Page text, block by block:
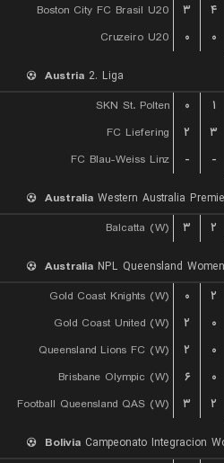
Boston City FC Brasil U20
۳ ۴
Cruzeiro U20
۰ ۰
Austria 2. Liga
SKN St. Polten
۰ ۱
FC Liefering
۲ ۳
FC Blau-Weiss Linz
- -
Australia Western Australia
Balcatta (W)
۳ ۲
Australia NPL Queensland Women
Gold Coast Knights (W)
۰ ۲
Gold Coast United (W)
۲ ۰
Queensland Lions FC (W)
۲ ۰
Brisbane Olympic (W)
۶ ۰
Football Queensland QAS (W)
۳ ۲
Bolivia Campeonato Integracion